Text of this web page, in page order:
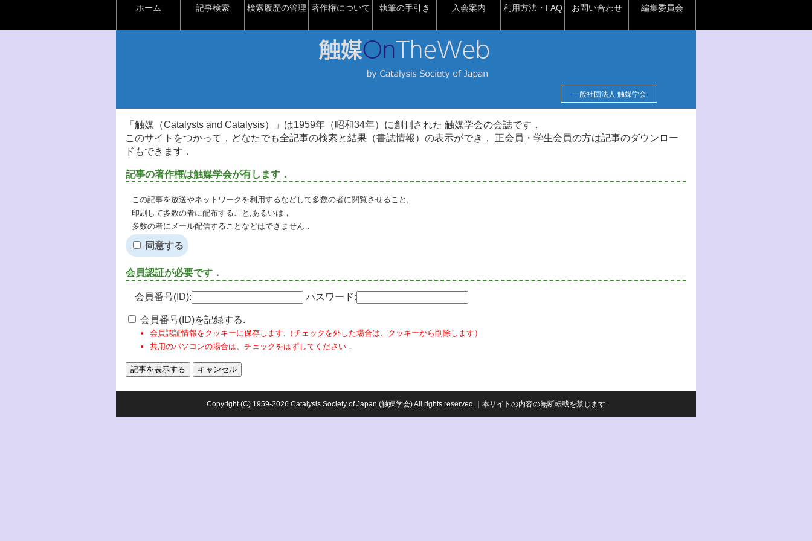
ホーム 記事検索 検索履歴の管理 著作権について 執筆の手引き 入会案内 利用方法・FAQ お問い合わせ 編集委員会
一般社団法人 触媒学会
「触媒（Catalysts and Catalysis）」は1959年（昭和34年）に創刊された 触媒学会の会誌です．
このサイトをつかって，どなたでも全記事の検索と結果（書誌情報）の表示ができ， 正会員・学生会員の方は記事のダウンロー
ドもできます．
記事の著作権は触媒学会が有します．
この記事を放送やネットワークを利用するなどして多数の者に閲覧させること,
印刷して多数の者に配布すること,あるいは，
多数の者にメール配信することなどはできません．
同意する
会員認証が必要です．
会員番号(ID): パスワード:
会員番号(ID)を記録する.
会員認証情報をクッキーに保存します.（チェックを外した場合は、クッキーから削除します）
共用のパソコンの場合は、チェックをはずしてください．
Copyright (C) 1959-2026 Catalysis Society of Japan (触媒学会) All rights reserved.｜本サイトの内容の無断転載を禁じます